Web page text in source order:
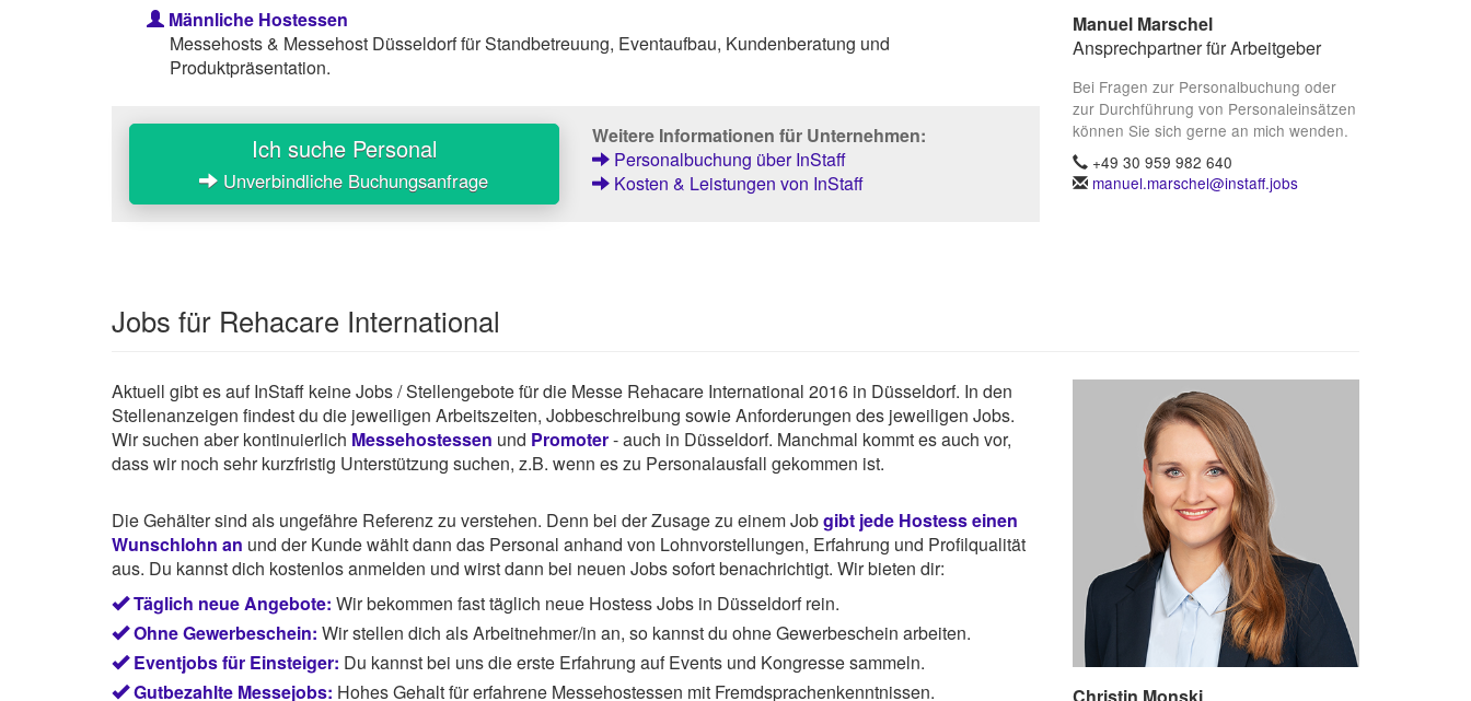
Männliche Hostessen
Messehosts & Messehost Düsseldorf für Standbetreuung, Eventaufbau, Kundenberatung und
Produktpräsentation.
Ich suche Personal
Unverbindliche Buchungsanfrage
Weitere Informationen für Unternehmen:
Personalbuchung über InStaff
Kosten & Leistungen von InStaff
Manuel Marschel
Ansprechpartner für Arbeitgeber
Bei Fragen zur Personalbuchung oder
zur Durchführung von Personaleinsätzen
können Sie sich gerne an mich wenden.
+49 30 959 982 640
manuel.marschel@instaff.jobs
Jobs für Rehacare International
Aktuell gibt es auf InStaff keine Jobs / Stellengebote für die Messe Rehacare International 2016 in Düsseldorf. In den
Stellenanzeigen findest du die jeweiligen Arbeitszeiten, Jobbeschreibung sowie Anforderungen des jeweiligen Jobs.
Wir suchen aber kontinuierlich Messehostessen und Promoter- auch in Düsseldorf. Manchmal kommt es auch vor,
dass wir noch sehr kurzfristig Unterstützung suchen, z.B. wenn es zu Personalausfall gekommen ist.
Die Gehälter sind als ungefähre Referenz zu verstehen. Denn bei der Zusage zu einem Jobgibt jede Hostess einen
Wunschlohn an und der Kunde wählt dann das Personal anhand von Lohnvorstellungen, Erfahrung und Profilqualität
aus. Du kannst dich kostenlos anmelden und wirst dann bei neuen Jobs sofort benachrichtigt. Wir bieten dir:
Täglich neue Angebote: Wir bekommen fast täglich neue Hostess Jobs in Düsseldorf rein.
Ohne Gewerbeschein: Wir stellen dich als Arbeitnehmer/in an, so kannst du ohne Gewerbeschein arbeiten.
Eventjobs für Einsteiger: Du kannst bei uns die erste Erfahrung auf Events und Kongresse sammeln.
Gutbezahlte Messejobs: Hohes Gehalt für erfahrene Messehostessen mit Fremdsprachenkenntnissen.